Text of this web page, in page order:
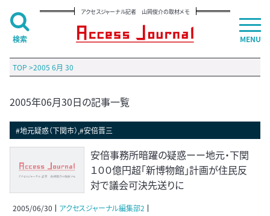
アクセスジャーナル記者 山岡俊介の取材メモ
TOP >2005 6月 30
2005年06月30日の記事一覧
#地元疑惑（下関市）,#安倍晋三
安倍事務所暗躍の疑惑ーー地元・下関
１００億円超「新博物館」計画が住民反
対で議会可決先送りに
2005/06/30 アクセスジャーナル編集部2
MENU
検索